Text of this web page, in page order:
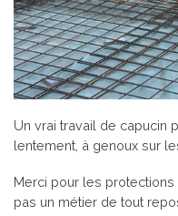
Un vrai travail de capucin
lentement, à genoux sur
Merci pour les protections
pas un métier de tout